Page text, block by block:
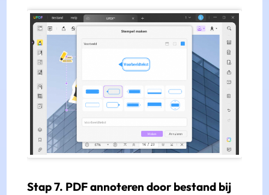
Stap 7. PDF annoteren door bestand bij